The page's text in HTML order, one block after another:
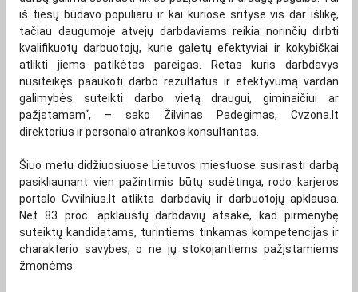
iš tiesų būdavo populiaru ir kai kuriose srityse vis dar išlikę,
tačiau daugumoje atvejų darbdaviams reikia norinčių dirbti
kvalifikuotų darbuotojų, kurie galėtų efektyviai ir kokybiškai
atlikti jiems patikėtas pareigas. Retas kuris darbdavys
nusiteikęs paaukoti darbo rezultatus ir efektyvumą vardan
galimybės suteikti darbo vietą draugui, giminaičiui ar
pažįstamam“, – sako Žilvinas Padegimas, Cvzona.lt
direktorius ir personalo atrankos konsultantas.
Šiuo metu didžiuosiuose Lietuvos miestuose susirasti darbą
pasikliaunant vien pažintimis būtų sudėtinga, rodo karjeros
portalo Cvvilnius.lt atlikta darbdavių ir darbuotojų apklausa.
Net 83 proc. apklaustų darbdavių atsakė, kad pirmenybę
suteiktų kandidatams, turintiems tinkamas kompetencijas ir
charakterio savybes, o ne jų stokojantiems pažįstamiems
žmonėms.